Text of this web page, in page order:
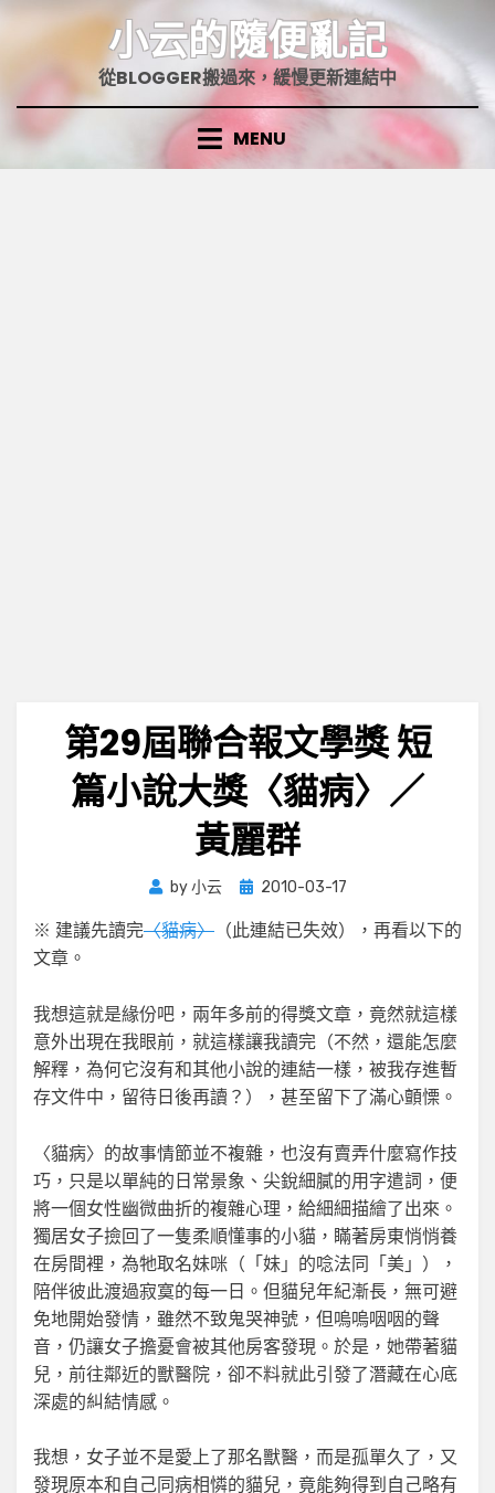
小云的隨便亂記
從BLOGGER搬過來，緩慢更新連結中
MENU
第29屆聯合報文學獎 短
篇小說大獎〈貓病〉／
黃麗群
by小云
Posted
2010-03-17
※ 建議先讀完〈貓病〉 （此連結已失效），再看以下的
文章。
我想這就是緣份吧，兩年多前的得獎文章，竟然就這樣
意外出現在我眼前，就這樣讓我讀完（不然，還能怎麼
解釋，為何它沒有和其他小說的連結一樣，被我存進暫
存文件中，留待日後再讀？），甚至留下了滿心顫慄。
〈貓病〉的故事情節並不複雜，也沒有賣弄什麼寫作技
巧，只是以單純的日常景象、尖銳細膩的用字遣詞，便
將一個女性幽微曲折的複雜心理，給細細描繪了出來。
獨居女子撿回了一隻柔順懂事的小貓，瞞著房東悄悄養
在房間裡，為牠取名妹咪（「妹」的唸法同「美」），
陪伴彼此渡過寂寞的每一日。但貓兒年紀漸長，無可避
免地開始發情，雖然不致鬼哭神號，但嗚嗚咽咽的聲
音，仍讓女子擔憂會被其他房客發現。於是，她帶著貓
兒，前往鄰近的獸醫院，卻不料就此引發了潛藏在心底
深處的糾結情感。
我想，女子並不是愛上了那名獸醫，而是孤單久了，又
發現原本和自己同病相憐的貓兒，竟能夠得到自己略有